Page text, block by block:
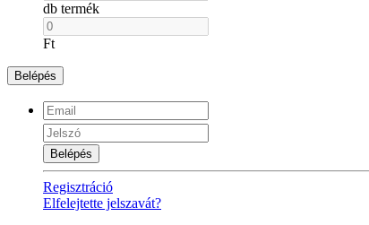
db termék
Ft
Belépés
Belépés
Regisztráció
Elfelejtette jelszavát?